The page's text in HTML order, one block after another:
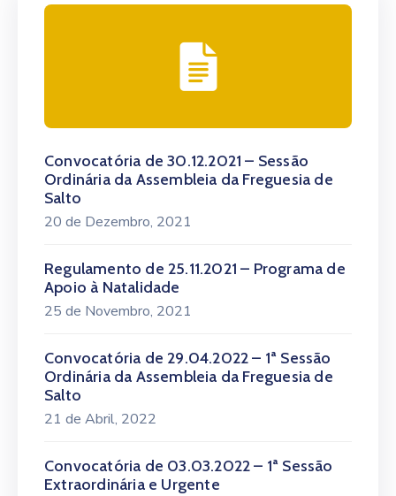
Convocatória de 30.12.2021 – Sessão
Ordinária da Assembleia da Freguesia de
Salto
20 de Dezembro, 2021
Regulamento de 25.11.2021 – Programa de
Apoio à Natalidade
25 de Novembro, 2021
Convocatória de 29.04.2022 – 1ª Sessão
Ordinária da Assembleia da Freguesia de
Salto
21 de Abril, 2022
Convocatória de 03.03.2022 – 1ª Sessão
Extraordinária e Urgente